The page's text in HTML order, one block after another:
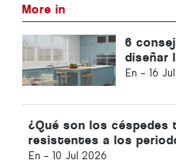
More in
6
diseñar
En - 16
¿Qué son los céspedes
resistentes a los
En - 10 Jul 2026